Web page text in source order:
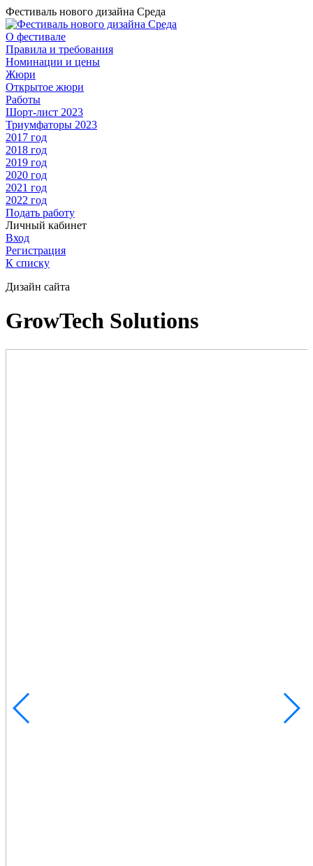
Фестиваль нового дизайна Среда
О фестивале
Правила и требования
Номинации и цены
Жюри
Открытое жюри
Работы
Шорт-лист 2023
Триумфаторы 2023
2017 год
2018 год
2019 год
2020 год
2021 год
2022 год
Подать работу
Личный кабинет
Вход
Регистрация
К списку
Дизайн сайта
GrowTech Solutions